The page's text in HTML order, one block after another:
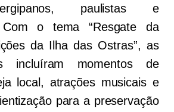
paulistas e
Com o tema “Resgate da
da Ilha das Ostras”, as
incluíram momentos de
local, atrações musicais e
para a preservação